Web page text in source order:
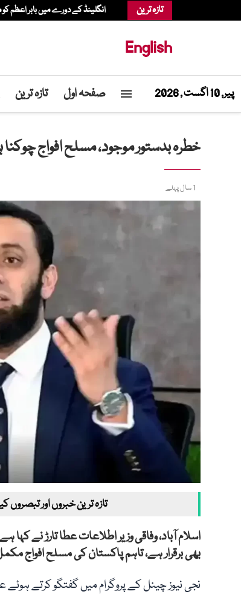
تازہ ترین انگلینڈ کے دورے میں بابر اعظم
English
پیر, 10 اگست , 2026 صفحہ اول تازہ ترین
خطرہ بدستور موجود، مسلح افواج چوکنا
1 سال پہلے
تازہ ترین خبروں اور
اسلام آباد، وفاقی وزیر اطلاعات عطا تارڑ
بھی برقرار ہے، تاہم پاکستان کی مسلح افواج
نجی نیوز چینل کے پروگرام میں گفتگو کرتے ہوئے